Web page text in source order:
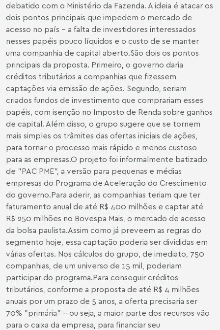
debatido com o Ministério da Fazenda. A ideia é atacar os
dois pontos principais que impedem o mercado de
acesso no país - a falta de investidores interessados
nesses papéis pouco líquidos e o custo de se manter
uma companhia de capital aberto.São dois os pontos
principais da proposta. Primeiro, o governo daria
créditos tributários a companhias que fizessem
captações via emissão de ações. Segundo, seriam
criados fundos de investimento que comprariam esses
papéis, com isenção no Imposto de Renda sobre ganhos
de capital. Além disso, o grupo sugere que se tornem
mais simples os trâmites das ofertas iniciais de ações,
para tornar o processo mais rápido e menos custoso
para as empresas.O projeto foi informalmente batizado
de "PAC PME", a versão para pequenas e médias
empresas do Programa de Aceleração do Crescimento
do governo.Para aderir, as companhias teriam que ter
faturamento anual de até R$ 400 milhões e captar até
R$ 250 milhões no Bovespa Mais, o mercado de acesso
da bolsa paulista.Assim como já preveem as regras do
segmento hoje, essa captação poderia ser divididas em
várias ofertas. Nos cálculos do grupo, de imediato, 750
companhias, de um universo de 15 mil, poderiam
participar do programa.Para conseguir créditos
tributários, conforme a proposta de até R$ 4 milhões
anuais por um prazo de 5 anos, a oferta precisaria ser
70% "primária" - ou seja, a maior parte dos recursos vão
para o caixa da empresa, para financiar seu